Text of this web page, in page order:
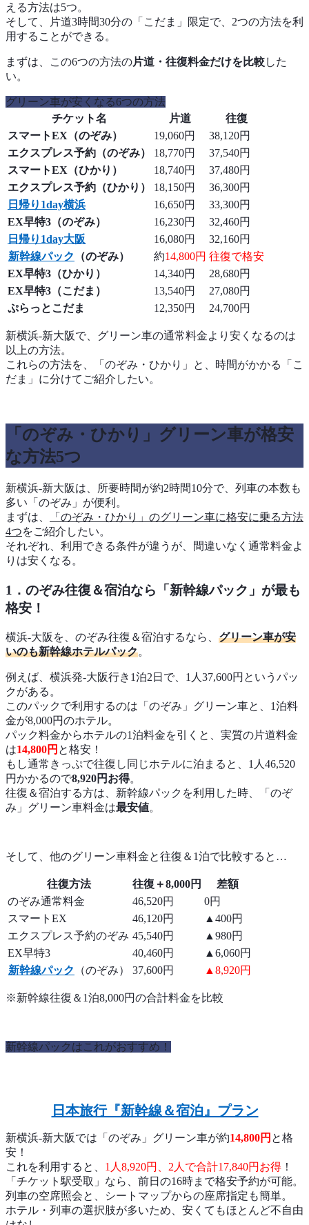
える方法は5つ。
そして、片道3時間30分の「こだま」限定で、2つの方法を利
用することができる。
まずは、この6つの方法の片道・往復料金だけを比較した
い。
グリーン車が安くなる6つの方法
チケット名
片道
往復
スマートEX（のぞみ）
19,060円
38,120円
エクスプレス予約（のぞみ）
18,770円
37,540円
スマートEX（ひかり）
18,740円
37,480円
エクスプレス予約（ひかり）
18,150円
36,300円
日帰り1day横浜
16,650円
33,300円
EX早特3（のぞみ）
16,230円
32,460円
日帰り1day大阪
16,080円
32,160円
新幹線パック
（のぞみ） 約14,800円 往復で格安
EX早特3（ひかり）
14,340円
28,680円
EX早特3（こだま）
13,540円
27,080円
ぷらっとこだま
12,350円 24,700円
新横浜-新大阪で、グリーン車の通常料金より安くなるのは
以上の方法。
これらの方法を、「のぞみ・ひかり」と、時間がかかる「こ
だま」に分けてご紹介したい。
「のぞみ・ひかり」グリーン車が格安
な方法5つ
新横浜-新大阪は、所要時間が約2時間10分で、列車の本数も
多い「のぞみ」が便利。
まずは、
「のぞみ・ひかり」のグリーン車に格安に乗る方法
4つをご紹介したい。
それぞれ、利用できる条件が違うが、間違いなく通常料金よ
りは安くなる。
1．のぞみ往復＆宿泊なら「新幹線パック」が最も
格安！
横浜-大阪を、のぞみ往復＆宿泊するなら、 グリーン車が安
いのも新幹線ホテルパック。
例えば、横浜発-大阪行き1泊2日で、1人37,600円というパッ
クがある。
このパックで利用するのは「のぞみ」グリーン車と、1泊料
金が8,000円のホテル。
パック料金からホテルの1泊料金を引くと、実質の片道料金
は14,800円 と格安！
もし通常きっぷで往復し同じホテルに泊まると、1人46,520
円かかるので8,920円お得。
往復＆宿泊する方は、新幹線パックを利用した時、「のぞ
み」グリーン車料金は最安値。
そして、他のグリーン車料金と往復＆1泊で比較すると…
往復方法 往復＋8,000円
差額
のぞみ通常料金
46,520円
0円
スマートEX
46,120円
▲400円
エクスプレス予約のぞみ 45,540円
▲980円
EX早特3
40,460円
▲6,060円
新幹線パック
（のぞみ） 37,600円 ▲8,920円
※新幹線往復＆1泊8,000円の合計料金を比較
新幹線パックはこれがおすすめ！
日本旅行『新幹線＆宿泊』プラン
新横浜-新大阪では「のぞみ」グリーン車が約14,800円 と格
安！
これを利用すると、 1人8,920円、2人で合計17,840円お得 ！
「チケット駅受取」なら、前日の16時まで格安予約が可能。
列車の空席照会と、シートマップからの座席指定も簡単。
ホテル・列車の選択肢が多いため、安くてもほとんど不自由